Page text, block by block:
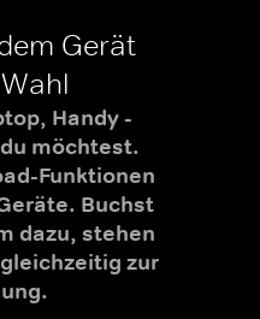
Gerät
Handy -
möchtest.
Funktionen
Buchst
dazu, stehen
zur